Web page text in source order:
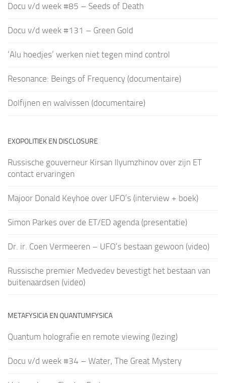
Docu v/d week #85 – Seeds of Death
Docu v/d week #131 – Green Gold
‘Alu hoedjes’ werken niet tegen mind control
Resonance: Beings of Frequency (documentaire)
Dolfijnen en walvissen (documentaire)
EXOPOLITIEK EN DISCLOSURE
Russische gouverneur Kirsan Ilyumzhinov over zijn ET
contact ervaringen
Majoor Donald Keyhoe over UFO’s (interview + boek)
Simon Parkes over de ET/ED agenda (presentatie)
Dr. ir. Coen Vermeeren – UFO’s bestaan gewoon (video)
Russische premier Medvedev bevestigt het bestaan van
buitenaardsen (video)
METAFYSICIA EN QUANTUMFYSICA
Quantum holografie en remote viewing (lezing)
Docu v/d week #34 – Water, The Great Mystery